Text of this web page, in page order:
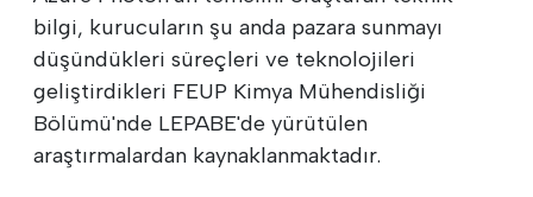
bilgi, kurucuların şu anda pazara sunmayı
düşündükleri süreçleri ve teknolojileri
geliştirdikleri FEUP Kimya Mühendisliği
Bölümü'nde LEPABE'de yürütülen
araştırmalardan kaynaklanmaktadır.